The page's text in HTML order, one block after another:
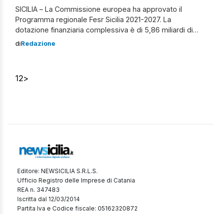
SICILIA – La Commissione europea ha approvato il
Programma regionale Fesr Sicilia 2021-2027. La
dotazione finanziaria complessiva è di 5,86 miliardi di
euro, di cui 4,10 miliardi provenienti dai fondi Ue e 1,76
nell’ambito […]
diRedazione
12>
Editore: NEWSICILIA S.R.L.S.
Ufficio Registro delle Imprese di Catania
REA n. 347483
Iscritta dal 12/03/2014
Partita Iva e Codice fiscale: 05162320872